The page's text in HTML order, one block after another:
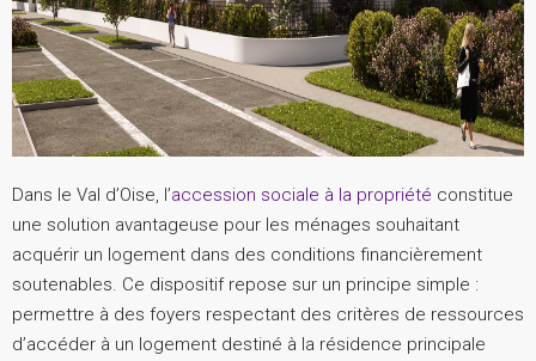
Dans le Val d’Oise, l’accession sociale à la propriété constitue
une solution avantageuse pour les ménages souhaitant
acquérir un logement dans des conditions financièrement
soutenables. Ce dispositif repose sur un principe simple :
permettre à des foyers respectant des critères de ressources
d’accéder à un logement destiné à la résidence principale